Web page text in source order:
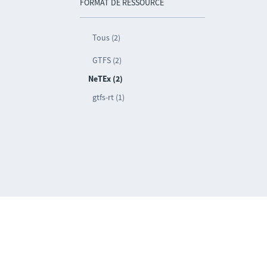
FORMAT DE RESSOURCE
Tous (2)
GTFS (2)
NeTEx (2)
gtfs-rt (1)